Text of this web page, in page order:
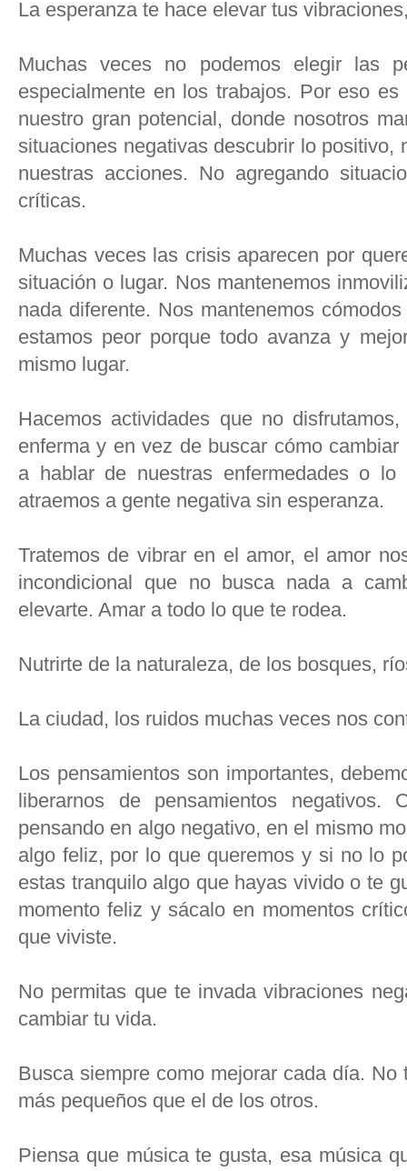
La esperanza te hace elevar tus
Muchas veces no podemos elegir las
especialmente en los trabajos. Por eso
nuestro gran potencial, donde nosotros
situaciones negativas descubrir lo positivo,
nuestras acciones. No agregando
críticas.
Muchas veces las crisis aparecen por
situación o lugar. Nos mantenemos
nada diferente. Nos mantenemos
estamos peor porque todo avanza y
mismo lugar.
Hacemos actividades que no
enferma y en vez de buscar cómo
a hablar de nuestras enfermedades o
atraemos a gente negativa sin esperanza.
Tratemos de vibrar en el amor, el amor
incondicional que no busca nada a
elevarte. Amar a todo lo que te rodea.
Nutrirte de la naturaleza, de los bosques,
La ciudad, los ruidos muchas veces nos
Los pensamientos son importantes,
liberarnos de pensamientos negativos.
pensando en algo negativo, en el mismo
algo feliz, por lo que queremos y si no lo
estas tranquilo algo que hayas vivido o te
momento feliz y sácalo en momentos
que viviste.
No permitas que te invada vibraciones
cambiar tu vida.
Busca siempre como mejorar cada día.
más pequeños que el de los otros.
Piensa que música te gusta, esa música